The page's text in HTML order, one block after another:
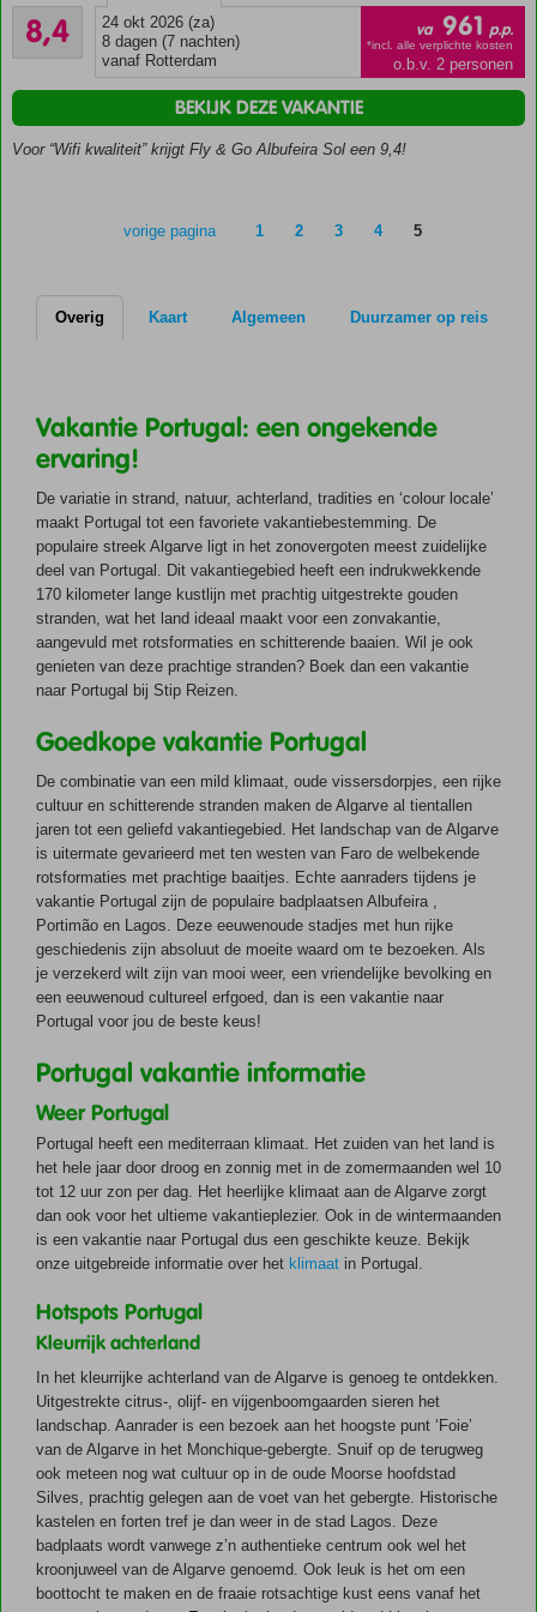
list-
none;
block;
color:
#26a514;
width:
1.3em;
margin-
right:
.3em;
/*vinkjes
uitlijnen
links*/
left:
.border
border:
1px...
8,4
Zeer goed
8
beoordelingen
24 okt 2026 (za)
8 dagen (7 nachten)
vanaf Rotterdam
va 961 p.p.
*incl. alle verplichte kosten
o.b.v. 2 personen
Voor “Wifi kwaliteit” krijgt Fly & Go Albufeira Sol een 9,4!
BEKIJK DEZE VAKANTIE
vorige pagina 1 2 3 4 5
Overig Kaart Algemeen Duurzamer op reis
Vakantie Portugal: een ongekende
ervaring!
De variatie in strand, natuur, achterland, tradities en ‘colour locale’
maakt Portugal tot een favoriete vakantiebestemming. De
populaire streek Algarve ligt in het zonovergoten meest zuidelijke
deel van Portugal. Dit vakantiegebied heeft een indrukwekkende
170 kilometer lange kustlijn met prachtig uitgestrekte gouden
stranden, wat het land ideaal maakt voor een zonvakantie,
aangevuld met rotsformaties en schitterende baaien. Wil je ook
genieten van deze prachtige stranden? Boek dan een vakantie
naar Portugal bij Stip Reizen.
Goedkope vakantie Portugal
De combinatie van een mild klimaat, oude vissersdorpjes, een rijke
cultuur en schitterende stranden maken de Algarve al tientallen
jaren tot een geliefd vakantiegebied. Het landschap van de Algarve
is uitermate gevarieerd met ten westen van Faro de welbekende
rotsformaties met prachtige baaitjes. Echte aanraders tijdens je
vakantie Portugal zijn de populaire badplaatsen Albufeira ,
Portimão en Lagos. Deze eeuwenoude stadjes met hun rijke
geschiedenis zijn absoluut de moeite waard om te bezoeken. Als
je verzekerd wilt zijn van mooi weer, een vriendelijke bevolking en
een eeuwenoud cultureel erfgoed, dan is een vakantie naar
Portugal voor jou de beste keus!
Portugal vakantie informatie
Weer Portugal
Portugal heeft een mediterraan klimaat. Het zuiden van het land is
het hele jaar door droog en zonnig met in de zomermaanden wel 10
tot 12 uur zon per dag. Het heerlijke klimaat aan de Algarve zorgt
dan ook voor het ultieme vakantieplezier. Ook in de wintermaanden
is een vakantie naar Portugal dus een geschikte keuze. Bekijk
onze uitgebreide informatie over het klimaat in Portugal.
Hotspots Portugal
Kleurrijk achterland
In het kleurrijke achterland van de Algarve is genoeg te ontdekken.
Uitgestrekte citrus-, olijf- en vijgenboomgaarden sieren het
landschap. Aanrader is een bezoek aan het hoogste punt ‘Foie’
van de Algarve in het Monchique-gebergte. Snuif op de terugweg
ook meteen nog wat cultuur op in de oude Moorse hoofdstad
Silves, prachtig gelegen aan de voet van het gebergte. Historische
kastelen en forten tref je dan weer in de stad Lagos. Deze
badplaats wordt vanwege z’n authentieke centrum ook wel het
kroonjuweel van de Algarve genoemd. Ook leuk is het om een
boottocht te maken en de fraaie rotsachtige kust eens vanaf het